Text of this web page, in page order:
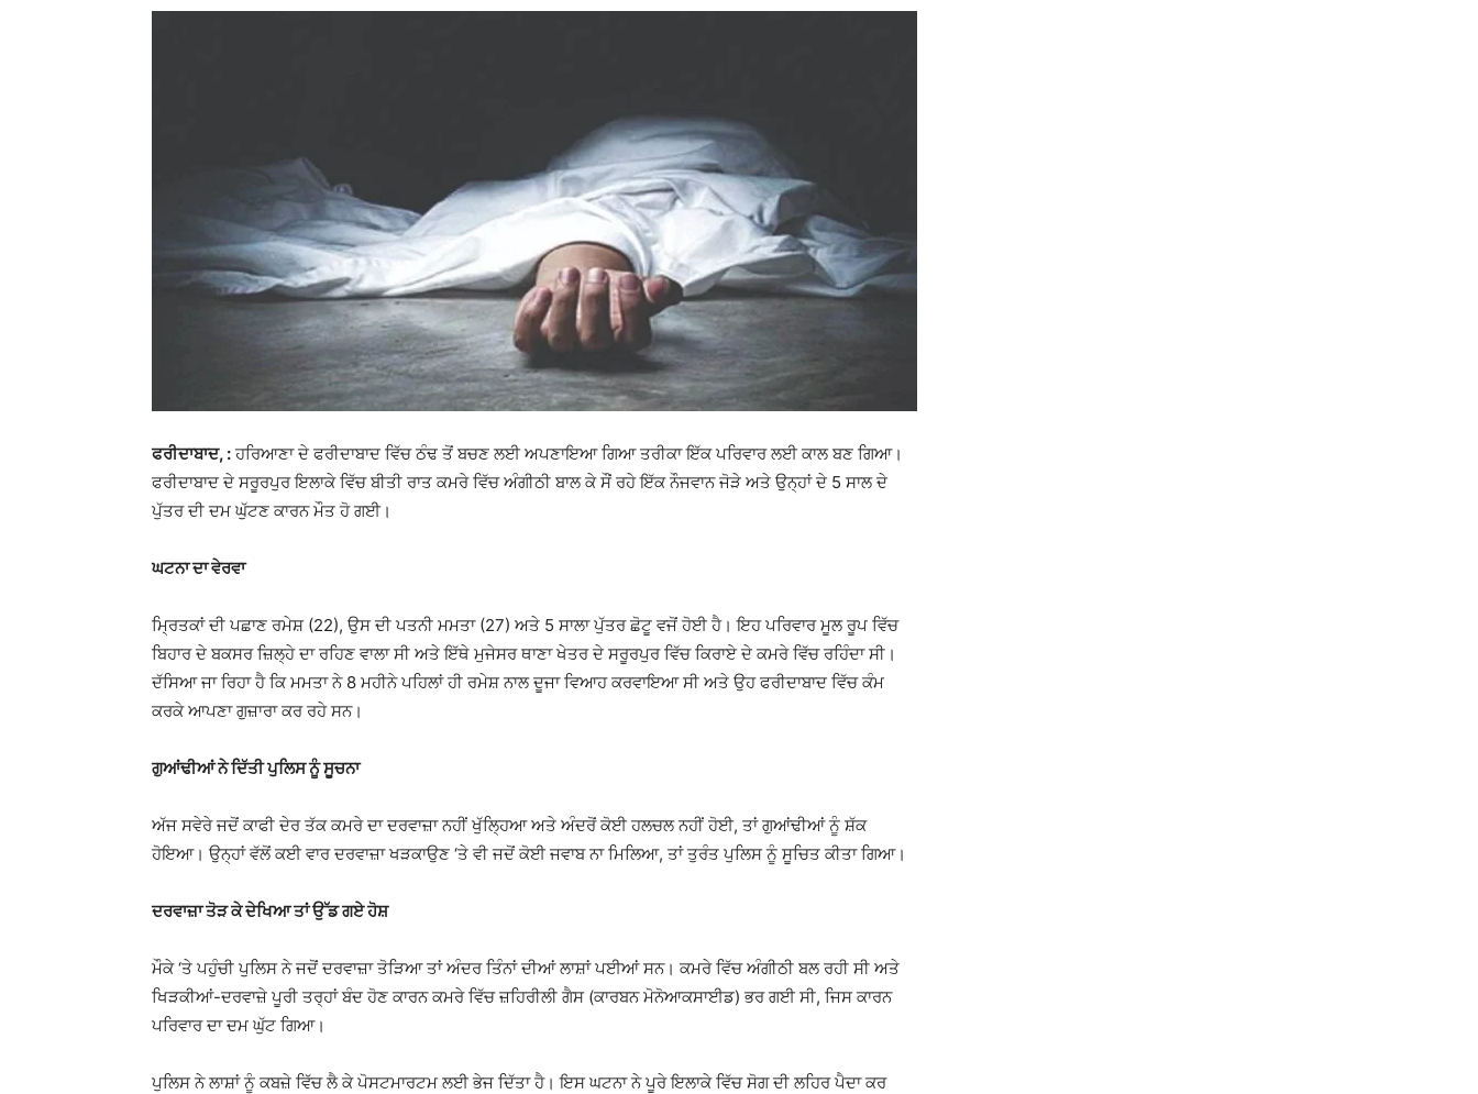
ਫਰੀਦਾਬਾਦ, : ਹਰਿਆਣਾ ਦੇ ਫਰੀਦਾਬਾਦ ਵਿੱਚ ਠੰਢ ਤੋਂ ਬਚਣ ਲਈ ਅਪਣਾਇਆ ਗਿਆ ਤਰੀਕਾ ਇੱਕ ਪਰਿਵਾਰ ਲਈ ਕਾਲ ਬਣ ਗਿਆ।
ਫਰੀਦਾਬਾਦ ਦੇ ਸਰੂਰਪੁਰ ਇਲਾਕੇ ਵਿੱਚ ਬੀਤੀ ਰਾਤ ਕਮਰੇ ਵਿੱਚ ਅੰਗੀਠੀ ਬਾਲ ਕੇ ਸੌਂ ਰਹੇ ਇੱਕ ਨੌਜਵਾਨ ਜੋੜੇ ਅਤੇ ਉਨ੍ਹਾਂ ਦੇ 5 ਸਾਲ ਦੇ
ਪੁੱਤਰ ਦੀ ਦਮ ਘੁੱਟਣ ਕਾਰਨ ਮੌਤ ਹੋ ਗਈ।
ਘਟਨਾ ਦਾ ਵੇਰਵਾ
ਮ੍ਰਿਤਕਾਂ ਦੀ ਪਛਾਣ ਰਮੇਸ਼ (22), ਉਸ ਦੀ ਪਤਨੀ ਮਮਤਾ (27) ਅਤੇ 5 ਸਾਲਾ ਪੁੱਤਰ ਛੋਟੂ ਵਜੋਂ ਹੋਈ ਹੈ। ਇਹ ਪਰਿਵਾਰ ਮੂਲ ਰੂਪ ਵਿੱਚ
ਬਿਹਾਰ ਦੇ ਬਕਸਰ ਜ਼ਿਲ੍ਹੇ ਦਾ ਰਹਿਣ ਵਾਲਾ ਸੀ ਅਤੇ ਇੱਥੇ ਮੁਜੇਸਰ ਥਾਣਾ ਖੇਤਰ ਦੇ ਸਰੂਰਪੁਰ ਵਿੱਚ ਕਿਰਾਏ ਦੇ ਕਮਰੇ ਵਿੱਚ ਰਹਿੰਦਾ ਸੀ।
ਦੱਸਿਆ ਜਾ ਰਿਹਾ ਹੈ ਕਿ ਮਮਤਾ ਨੇ 8 ਮਹੀਨੇ ਪਹਿਲਾਂ ਹੀ ਰਮੇਸ਼ ਨਾਲ ਦੂਜਾ ਵਿਆਹ ਕਰਵਾਇਆ ਸੀ ਅਤੇ ਉਹ ਫਰੀਦਾਬਾਦ ਵਿੱਚ ਕੰਮ
ਕਰਕੇ ਆਪਣਾ ਗੁਜ਼ਾਰਾ ਕਰ ਰਹੇ ਸਨ।
ਗੁਆਂਢੀਆਂ ਨੇ ਦਿੱਤੀ ਪੁਲਿਸ ਨੂੰ ਸੂਚਨਾ
ਅੱਜ ਸਵੇਰੇ ਜਦੋਂ ਕਾਫੀ ਦੇਰ ਤੱਕ ਕਮਰੇ ਦਾ ਦਰਵਾਜ਼ਾ ਨਹੀਂ ਖੁੱਲ੍ਹਿਆ ਅਤੇ ਅੰਦਰੋਂ ਕੋਈ ਹਲਚਲ ਨਹੀਂ ਹੋਈ, ਤਾਂ ਗੁਆਂਢੀਆਂ ਨੂੰ ਸ਼ੱਕ
ਹੋਇਆ। ਉਨ੍ਹਾਂ ਵੱਲੋਂ ਕਈ ਵਾਰ ਦਰਵਾਜ਼ਾ ਖੜਕਾਉਣ ‘ਤੇ ਵੀ ਜਦੋਂ ਕੋਈ ਜਵਾਬ ਨਾ ਮਿਲਿਆ, ਤਾਂ ਤੁਰੰਤ ਪੁਲਿਸ ਨੂੰ ਸੂਚਿਤ ਕੀਤਾ ਗਿਆ।
ਦਰਵਾਜ਼ਾ ਤੋੜ ਕੇ ਦੇਖਿਆ ਤਾਂ ਉੱਡ ਗਏ ਹੋਸ਼
ਮੌਕੇ ‘ਤੇ ਪਹੁੰਚੀ ਪੁਲਿਸ ਨੇ ਜਦੋਂ ਦਰਵਾਜ਼ਾ ਤੋੜਿਆ ਤਾਂ ਅੰਦਰ ਤਿੰਨਾਂ ਦੀਆਂ ਲਾਸ਼ਾਂ ਪਈਆਂ ਸਨ। ਕਮਰੇ ਵਿੱਚ ਅੰਗੀਠੀ ਬਲ ਰਹੀ ਸੀ ਅਤੇ
ਖਿੜਕੀਆਂ-ਦਰਵਾਜ਼ੇ ਪੂਰੀ ਤਰ੍ਹਾਂ ਬੰਦ ਹੋਣ ਕਾਰਨ ਕਮਰੇ ਵਿੱਚ ਜ਼ਹਿਰੀਲੀ ਗੈਸ (ਕਾਰਬਨ ਮੋਨੋਆਕਸਾਈਡ) ਭਰ ਗਈ ਸੀ, ਜਿਸ ਕਾਰਨ
ਪਰਿਵਾਰ ਦਾ ਦਮ ਘੁੱਟ ਗਿਆ।
ਪੁਲਿਸ ਨੇ ਲਾਸ਼ਾਂ ਨੂੰ ਕਬਜ਼ੇ ਵਿੱਚ ਲੈ ਕੇ ਪੋਸਟਮਾਰਟਮ ਲਈ ਭੇਜ ਦਿੱਤਾ ਹੈ। ਇਸ ਘਟਨਾ ਨੇ ਪੂਰੇ ਇਲਾਕੇ ਵਿੱਚ ਸੋਗ ਦੀ ਲਹਿਰ ਪੈਦਾ ਕਰ